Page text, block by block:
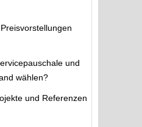
und
wählen?
und Referenzen